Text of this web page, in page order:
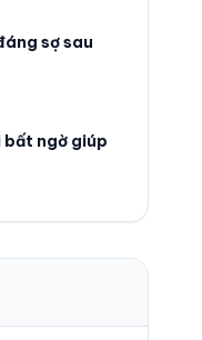
sợ sau
bất ngờ giúp